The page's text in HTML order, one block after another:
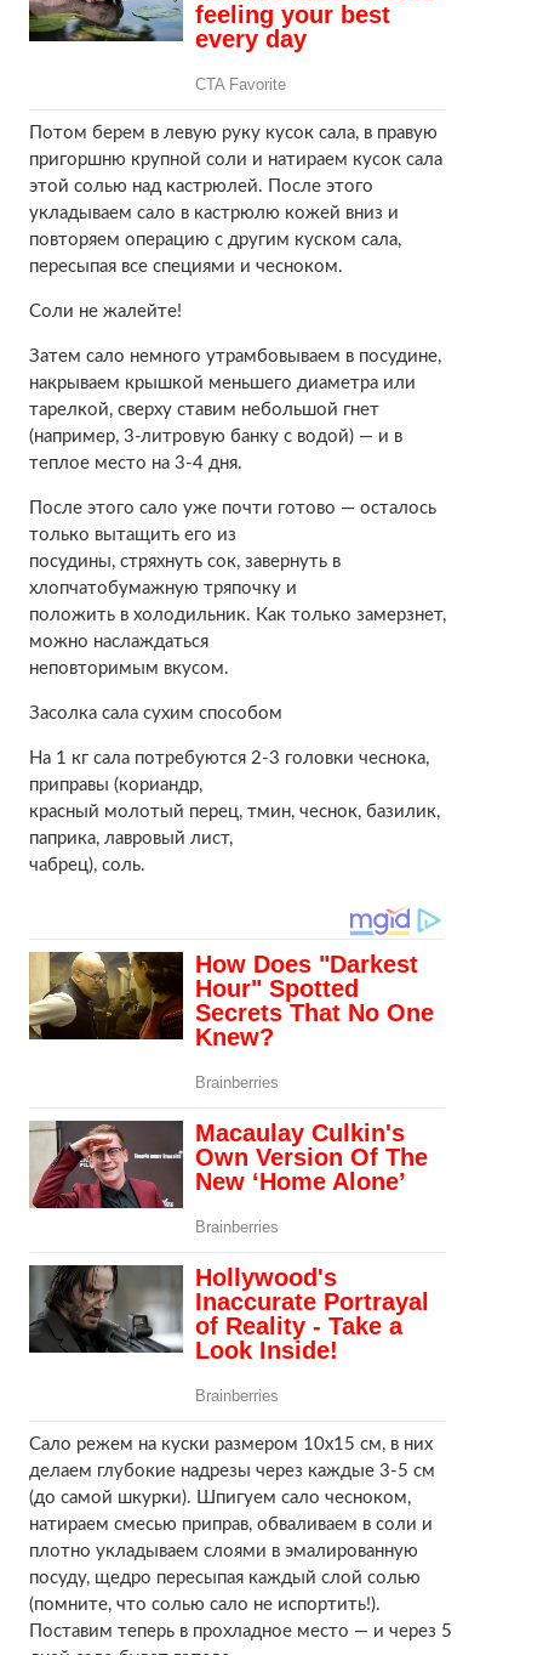
Потом берем в левую руку кусок сала, в правую
пригоршню крупной соли и натираем кусок сала
этой солью над кастрюлей. После этого
укладываем сало в кастрюлю кожей вниз и
повторяем операцию с другим куском сала,
пересыпая все специями и чесноком.
Соли не жалейте!
Затем сало немного утрамбовываем в посудине,
накрываем крышкой меньшего диаметра или
тарелкой, сверху ставим небольшой гнет
(например, 3-литровую банку с водой) — и в
теплое место на 3-4 дня.
После этого сало уже почти готово — осталось
только вытащить его из
посудины, стряхнуть сок, завернуть в
хлопчатобумажную тряпочку и
положить в холодильник. Как только замерзнет,
можно наслаждаться
неповторимым вкусом.
Засолка сала сухим способом
На 1 кг сала потребуются 2-3 головки чеснока,
приправы (кориандр,
красный молотый перец, тмин, чеснок, базилик,
паприка, лавровый лист,
чабрец), соль.
Сало режем на куски размером 10х15 см, в них
делаем глубокие надрезы через каждые 3-5 см
(до самой шкурки). Шпигуем сало чесноком,
натираем смесью приправ, обваливаем в соли и
плотно укладываем слоями в эмалированную
посуду, щедро пересыпая каждый слой солью
(помните, что солью сало не испортить!).
Поставим теперь в прохладное место — и через 5